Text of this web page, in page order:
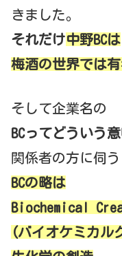
きました。
それだけ中野BCは
梅酒の世界では
そして企業名の
BCってどういう
関係者の方に伺う
BCの略は
Biochemical
(バイオケミカル